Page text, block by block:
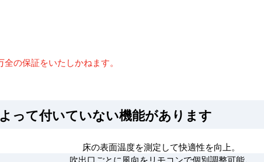
の保証をいたしかねます。
って付いていない機能があります
床の表面温度を測定して快適性を向上。